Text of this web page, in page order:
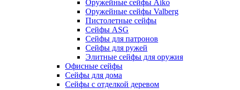
Оружейные сейфы Aiko
Оружейные сейфы Valberg
Пистолетные сейфы
Сейфы ASG
Сейфы для патронов
Сейфы для ружей
Элитные сейфы для оружия
Офисные сейфы
Сейфы для дома
Сейфы с отделкой деревом